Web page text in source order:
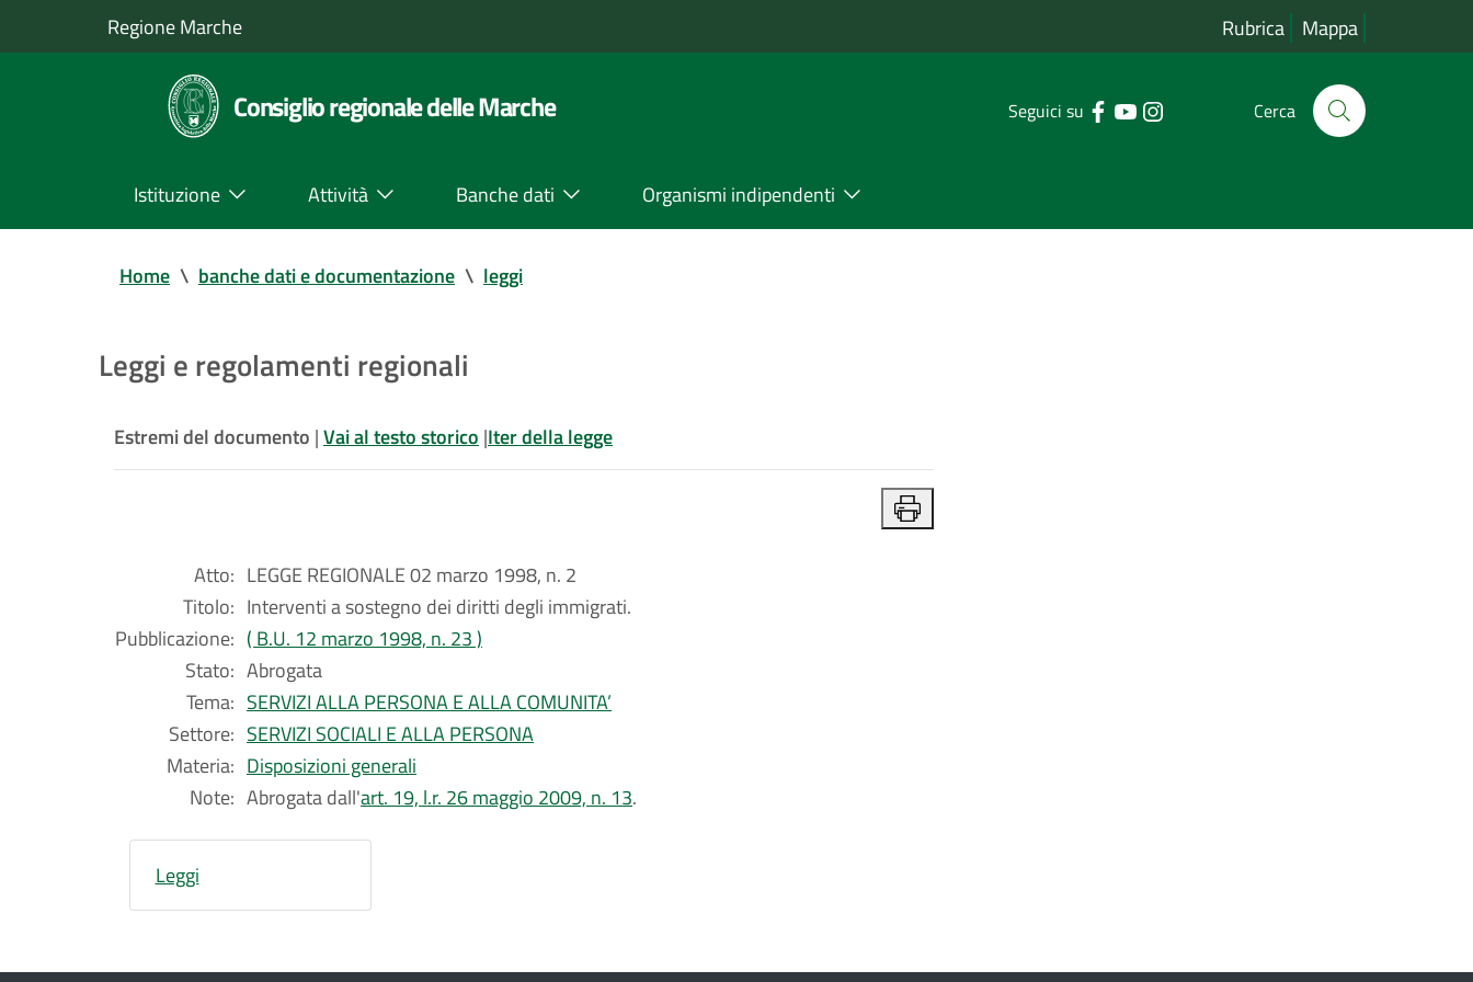
Regione Marche Rubrica Mappa
Consiglio regionale delle Marche Seguici su Cerca
Istituzione Attività Banche dati Organismi indipendenti
Home \ banche dati e documentazione \ leggi
Leggi e regolamenti regionali
Estremi del documento |Vai al testo storico |Iter della legge
Atto: LEGGE REGIONALE 02 marzo 1998, n. 2
Titolo: Interventi a sostegno dei diritti degli immigrati.
Pubblicazione: ( B.U. 12 marzo 1998, n. 23 )
Stato: Abrogata
Tema: SERVIZI ALLA PERSONA E ALLA COMUNITA’
Settore: SERVIZI SOCIALI E ALLA PERSONA
Materia: Disposizioni generali
Note: Abrogata dall'art. 19, l.r. 26 maggio 2009, n. 13.
Leggi